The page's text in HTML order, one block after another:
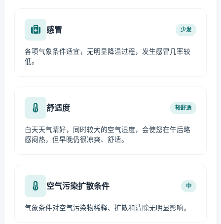
感冒 少发
各项气象条件适宜，无明显降温过程，发生感冒几率较
低。
舒适度 较舒适
白天天气晴好，同时较大的空气湿度，会使您在午后略
感闷热，但早晚仍很凉爽、舒适。
空气污染扩散条件 中
气象条件对空气污染物稀释、扩散和清除无明显影响。